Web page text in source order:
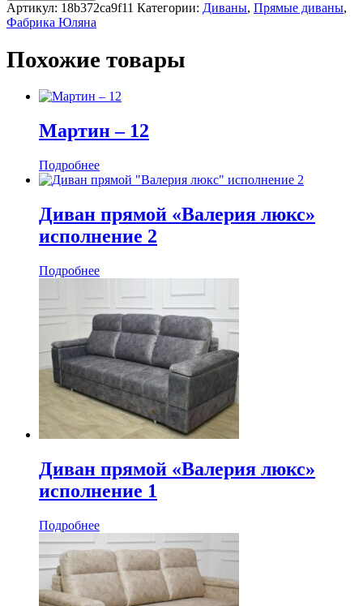
Артикул: 18b372ca9f11 Категории: Диваны, Прямые диваны,
Фабрика Юляна
Похожие товары
Мартин ‒ 12
Подробнее
Диван прямой «Валерия люкс»
исполнение 2
Подробнее
Диван прямой «Валерия люкс»
исполнение 1
Подробнее